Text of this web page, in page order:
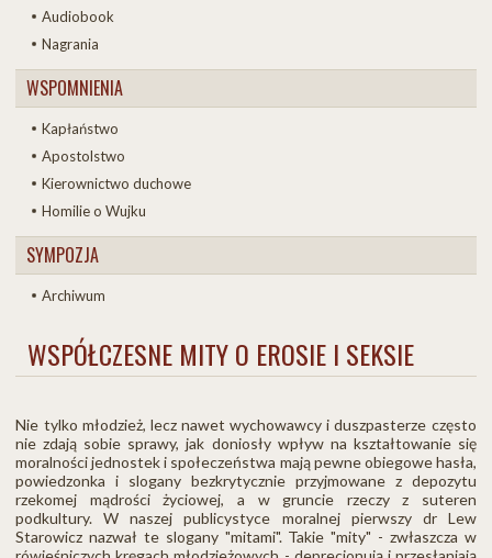
Audiobook
Nagrania
WSPOMNIENIA
Kapłaństwo
Apostolstwo
Kierownictwo duchowe
Homilie o Wujku
SYMPOZJA
Archiwum
WSPÓŁCZESNE MITY O EROSIE I SEKSIE
Nie tylko młodzież, lecz nawet wychowawcy i duszpasterze często
nie zdają sobie sprawy, jak doniosły wpływ na kształtowanie się
moralności jednostek i społeczeństwa mają pewne obiegowe hasła,
powiedzonka i slogany bezkrytycznie przyjmowane z depozytu
rzekomej mądrości życiowej, a w gruncie rzeczy z suteren
podkultury. W naszej publicystyce moralnej pierwszy dr Lew
Starowicz nazwał te slogany "mitami". Takie "mity" - zwłaszcza w